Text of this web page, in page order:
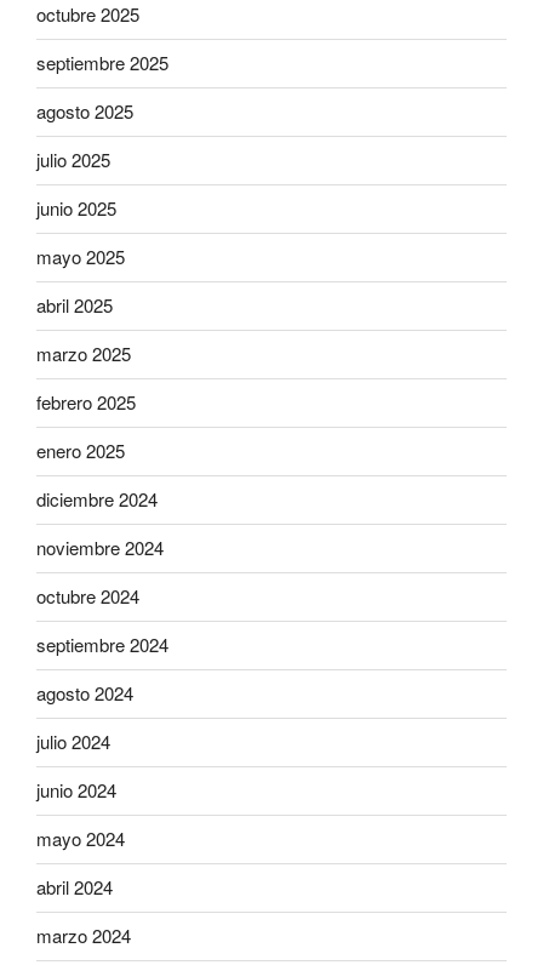
octubre 2025
septiembre 2025
agosto 2025
julio 2025
junio 2025
mayo 2025
abril 2025
marzo 2025
febrero 2025
enero 2025
diciembre 2024
noviembre 2024
octubre 2024
septiembre 2024
agosto 2024
julio 2024
junio 2024
mayo 2024
abril 2024
marzo 2024